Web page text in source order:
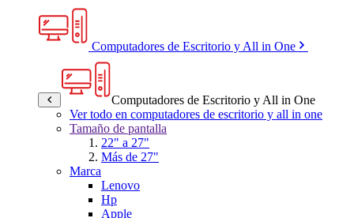
Computadores de Escritorio y All in One
Computadores de Escritorio y All in One
Ver todo en computadores de escritorio y all in one
Tamaño de pantalla
22" a 27"
Más de 27"
Marca
Lenovo
Hp
Apple